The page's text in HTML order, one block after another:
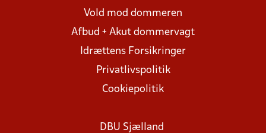
Vold mod dommeren
Afbud + Akut dommervagt
Idrættens Forsikringer
Privatlivspolitik
Cookiepolitik
DBU Sjælland